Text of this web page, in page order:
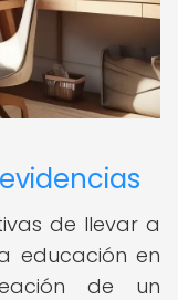
de llevar a
educación en
de un